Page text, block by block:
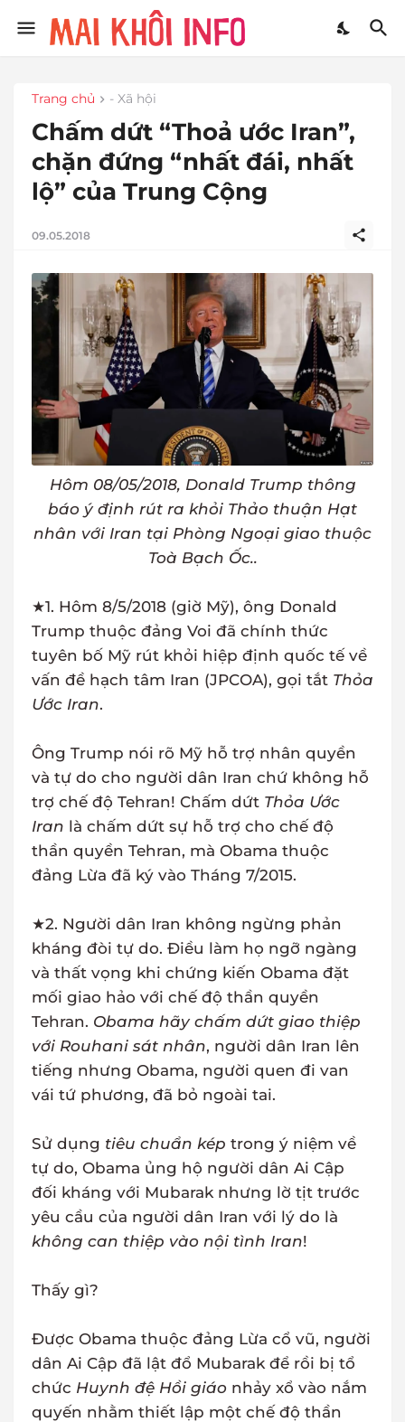
Trang chủ - Xã hội
Chấm dứt “Thoả ước Iran”,
chặn đứng “nhất đái, nhất
lộ” của Trung Cộng
09.05.2018
Hôm 08/05/2018, Donald Trump thông
báo ý định rút ra khỏi Thảo thuận Hạt
nhân với Iran tại Phòng Ngoại giao thuộc
Toà Bạch Ốc..
★1. Hôm 8/5/2018 (giờ Mỹ), ông Donald
Trump thuộc đảng Voi đã chính thức
tuyên bố Mỹ rút khỏi hiệp định quốc tế về
vấn đề hạch tâm Iran (JPCOA), gọi tắt Thỏa
Ước Iran.
Ông Trump nói rõ Mỹ hỗ trợ nhân quyền
và tự do cho người dân Iran chứ không hỗ
trợ chế độ Tehran! Chấm dứt Thỏa Ước
Iran là chấm dứt sự hỗ trợ cho chế độ
thần quyền Tehran, mà Obama thuộc
đảng Lừa đã ký vào Tháng 7/2015.
★2. Người dân Iran không ngừng phản
kháng đòi tự do. Điều làm họ ngỡ ngàng
và thất vọng khi chứng kiến Obama đặt
mối giao hảo với chế độ thần quyền
Tehran. Obama hãy chấm dứt giao thiệp
với Rouhani sát nhân, người dân Iran lên
tiếng nhưng Obama, người quen đi van
vái tứ phương, đã bỏ ngoài tai.
Sử dụng tiêu chuẩn kép trong ý niệm về
tự do, Obama ủng hộ người dân Ai Cập
đối kháng với Mubarak nhưng lờ tịt trước
yêu cầu của người dân Iran với lý do là
không can thiệp vào nội tình Iran!
Thấy gì?
Được Obama thuộc đảng Lừa cổ vũ, người
dân Ai Cập đã lật đổ Mubarak để rồi bị tổ
chức Huynh đệ Hồi giáo nhảy xổ vào nắm
quyến nhằm thiết lập một chế độ thần